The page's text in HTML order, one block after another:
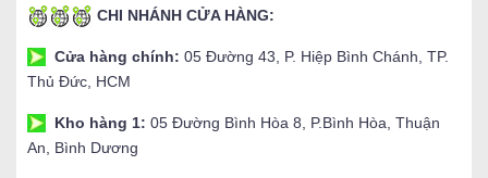
CHI NHÁNH CỬA HÀNG:
Cửa hàng chính: 05 Đường 43, P. Hiệp Bình Chánh, TP.
Thủ Đức, HCM
Kho hàng 1: 05 Đường Bình Hòa 8, P.Bình Hòa, Thuận
An, Bình Dương